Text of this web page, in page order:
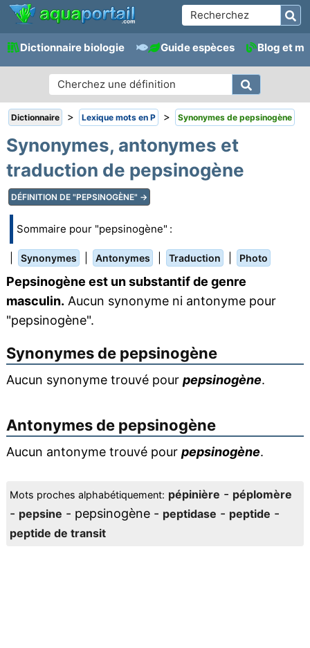
Dictionnaire biologie Guide espèces Blog et
Dictionnaire > Lexique mots en P > Synonymes de pepsinogène
Synonymes, antonymes et
traduction de pepsinogène
DÉFINITION DE "PEPSINOGÈNE" →
Sommaire pour "pepsinogène" :
Synonymes Antonymes Traduction Photo
Pepsinogène est un substantif de genre
masculin. Aucun synonyme ni antonyme pour
"pepsinogène".
Synonymes de pepsinogène
Aucun synonyme trouvé pour pepsinogène.
Antonymes de pepsinogène
Aucun antonyme trouvé pour pepsinogène.
Mots proches alphabétiquement: pépinière - péplomère
- pepsine - pepsinogène - peptidase - peptide -
peptide de transit